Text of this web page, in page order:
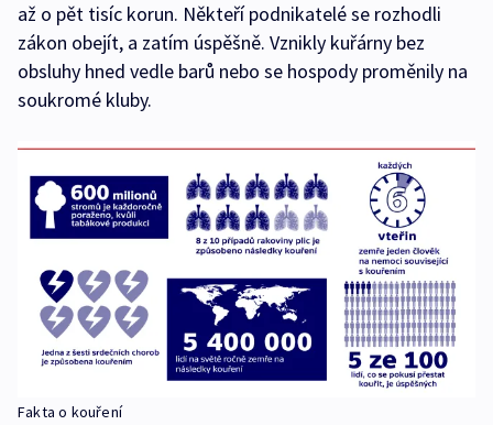
až o pět tisíc korun. Někteří podnikatelé se rozhodli
zákon obejít, a zatím úspěšně. Vznikly kuřárny bez
obsluhy hned vedle barů nebo se hospody proměnily na
soukromé kluby.
Fakta o kouření